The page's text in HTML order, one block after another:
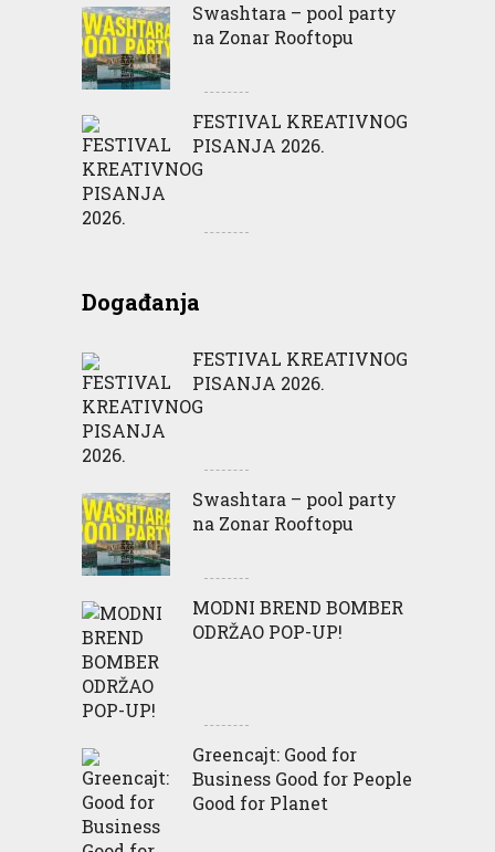
Swashtara – pool party
na Zonar Rooftopu
FESTIVAL KREATIVNOG
PISANJA 2026.
Događanja
FESTIVAL KREATIVNOG
PISANJA 2026.
Swashtara – pool party
na Zonar Rooftopu
MODNI BREND BOMBER
ODRŽAO POP-UP!
Greencajt: Good for
Business Good for People
Good for Planet